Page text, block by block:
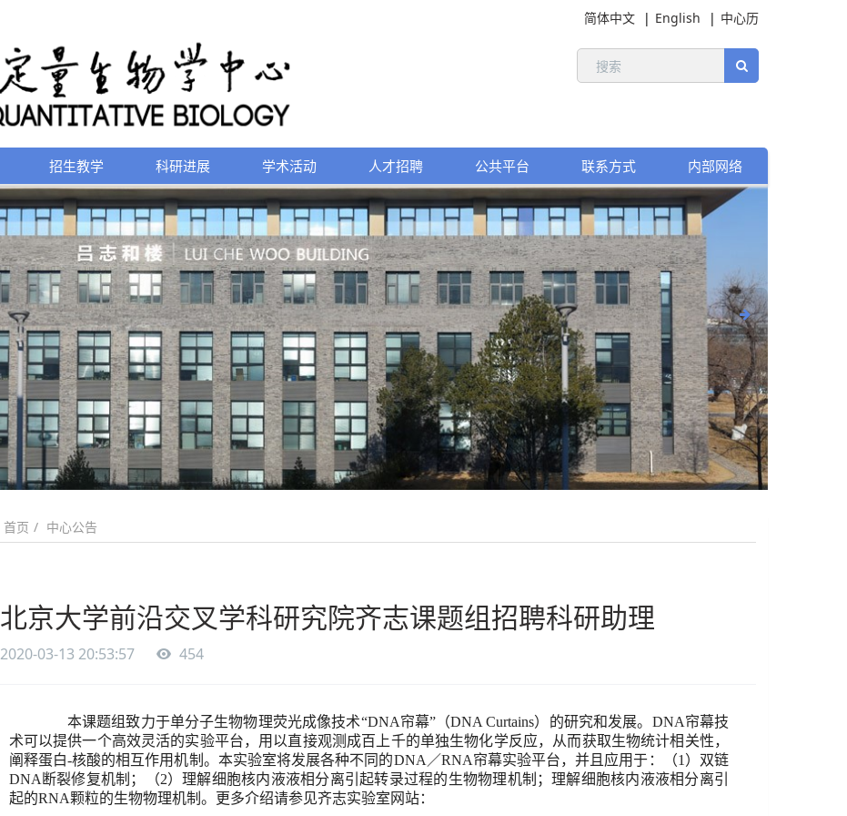
简体中文 English 中心历
招生教学 科研进展 学术活动 人才招聘 公共平台 联系方式 内部网络
首页 中心公告
北京大学前沿交叉学科研究院齐志课题组招聘科研助理
2020-03-13 20:53:57 454
本课题组致力于单分子生物物理荧光成像技术“DNA帘幕”（DNA Curtains）的研究和发展。 DNA帘幕技
术可以提供一个高效灵活的实验平台，用以直接观测成百上千的单独生物化学反应，从而获取生物统计相关性，
阐释蛋白-核酸的相互作用机制。本实验室将发展各种不同的DNA／RNA帘幕实验平台，并且应用于：（1）双链
DNA断裂修复机制；（2）理解细胞核内液液相分离引起转录过程的生物物理机制；理解细胞核内液液相分离引
起的RNA颗粒的生物物理机制。更多介绍请参见齐志实验室网站：